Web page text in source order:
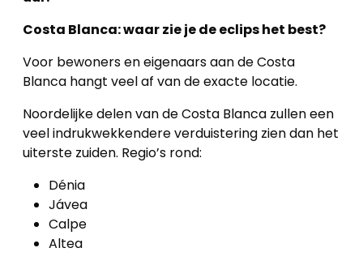
Costa Blanca: waar zie je de eclips het best?
Voor bewoners en eigenaars aan de Costa
Blanca hangt veel af van de exacte locatie.
Noordelijke delen van de Costa Blanca zullen een
veel indrukwekkendere verduistering zien dan het
uiterste zuiden. Regio’s rond:
Dénia
Jávea
Calpe
Altea